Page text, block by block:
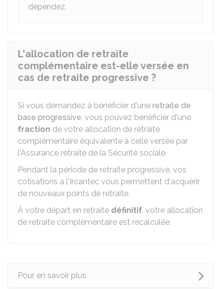
dépendez.
L'allocation de retraite
complémentaire est-elle versée en
cas de retraite progressive ?
Si vous demandez à bénéficier d'une retraite de
base progressive, vous pouvez bénéficier d'une
fraction de votre allocation de retraite
complémentaire équivalente à celle versée par
l'Assurance retraite de la Sécurité sociale.
Pendant la période de retraite progressive, vos
cotisations à l'Ircantec vous permettent d'acquérir
de nouveaux points de retraite.
À votre départ en retraite définitif, votre allocation
de retraite complémentaire est recalculée.
Pour en savoir plus